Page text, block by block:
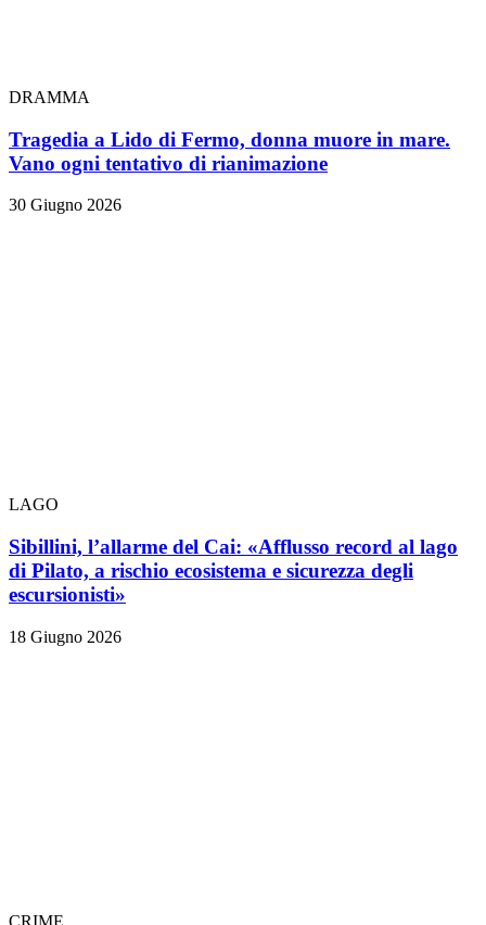
DRAMMA
Tragedia a Lido di Fermo, donna muore in mare.
Vano ogni tentativo di rianimazione
30 Giugno 2026
LAGO
Sibillini, l’allarme del Cai: «Afflusso record al lago
di Pilato, a rischio ecosistema e sicurezza degli
escursionisti»
18 Giugno 2026